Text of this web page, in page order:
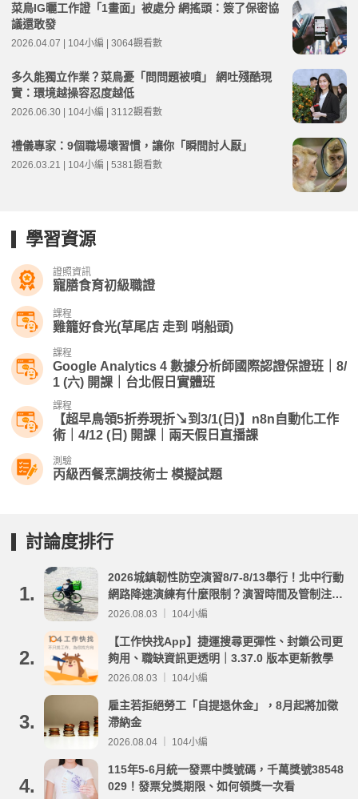
菜鳥IG曬工作證「1畫面」被處分 網搖頭：簽了保密協
議還敢發
2026.04.07 | 104小編 | 3064觀看數
多久能獨立作業？菜鳥憂「問問題被噴」 網吐殘酷現
實：環境越操容忍度越低
2026.06.30 | 104小編 | 3112觀看數
禮儀專家：9個職場壞習慣，讓你「瞬間討人厭」
2026.03.21 | 104小編 | 5381觀看數
學習資源
證照資訊
寵膳食育初級職證
課程
雞籠好食光(草尾店 走到 哨船頭)
課程
Google Analytics 4 數據分析師國際認證保證班｜8/
1 (六) 開課｜台北假日實體班
課程
【超早鳥領5折券現折↘到3/1(日)】n8n自動化工作
術｜4/12 (日) 開課｜兩天假日直播課
測驗
丙級西餐烹調技術士 模擬試題
討論度排行
1.
2026城鎮韌性防空演習8/7-8/13舉行！北中行動
網路降速演練有什麼限制？演習時間及管制注意
事項整理
2026.08.03 ｜ 104小編
2.
【工作快找App】捷運搜尋更彈性、封鎖公司更
夠用、職缺資訊更透明｜3.37.0 版本更新教學
2026.08.03 ｜ 104小編
3.
雇主若拒絕勞工「自提退休金」，8月起將加徵
滯納金
2026.08.04 ｜ 104小編
4.
115年5-6月統一發票中獎號碼，千萬獎號38548
029！發票兌獎期限、如何領獎一次看